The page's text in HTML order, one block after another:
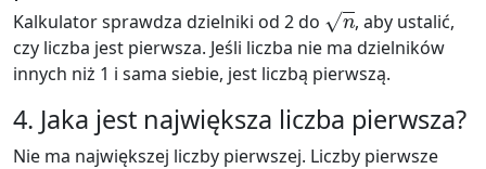
Kalkulator sprawdza dzielniki od 2 do
, aby ustalić,
czy liczba jest pierwsza. Jeśli liczba nie ma dzielników
innych niż 1 i sama siebie, jest liczbą pierwszą.
4. Jaka jest największa liczba pierwsza?
Nie ma największej liczby pierwszej. Liczby pierwsze